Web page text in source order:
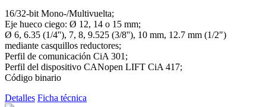
16/32-bit Mono-/Multivuelta;
Eje hueco ciego: Ø 12, 14 o 15 mm;
Ø 6, 6.35 (1/4''), 7, 8, 9.525 (3/8''), 10 mm, 12.7 mm (1/2")
mediante casquillos reductores;
Perfil de comunicación CiA 301;
Perfil del dispositivo CANopen LIFT CiA 417;
Código binario
Detalles Ficha técnica